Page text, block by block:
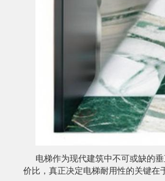
电梯作为现代建筑中不可或缺的
价比，真正决定电梯耐用性的关键在